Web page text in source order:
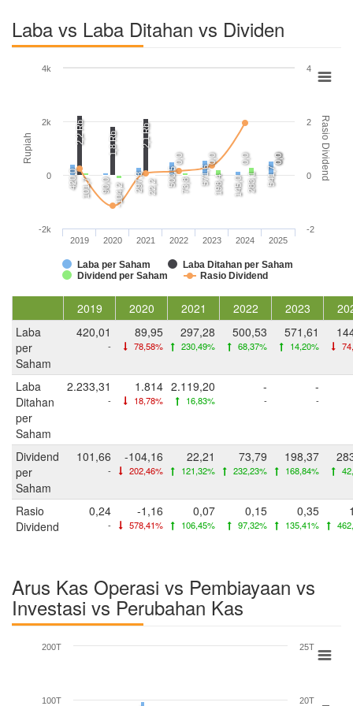
Laba vs Laba Ditahan vs Dividen
Rupiah Rasio Dividend
420,0 90,0 297,3 500,5 571,6
145,0 541,7
2,2 Rb 1,8 Rb 2,1 Rb
0,0 0,0 0,0 0,0
101,7 -104,2 22,2 73,8 198,4 283,1
0,0
Laba per Saham
Laba Ditahan per Saham
Dividend per Saham
Rasio Dividend
2019 2020 2021 2022 2023 2024 2025
-2k
0
2k
4k
-2
0
2
4
2019 2020 2021 2022 2023
Laba
per
Saham
420,01
-
89,95
78,58%
297,28
230,49%
500,53
68,37%
571,61
14,20%
Laba
Ditahan
per
Saham
2.233,31
-
1.814
18,78%
2.119,20
16,83%
-
-
-
-
Dividend
per
Saham
101,66
-
-104,16
202,46%
22,21
121,32%
73,79
232,23%
198,37
168,84%
Rasio
Dividend
0,24
-
-1,16
578,41%
0,07
106,45%
0,15
97,32%
0,35
135,41%
Arus Kas Operasi vs Pembiayaan vs
Investasi vs Perubahan Kas
100T
200T
20T
25T